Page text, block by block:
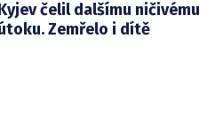
čelil dalšímu ničivému
Zemřelo i dítě